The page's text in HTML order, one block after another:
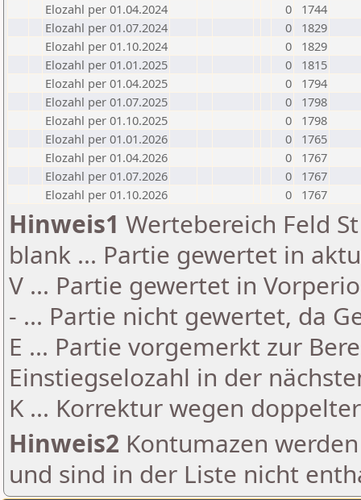
Elozahl per 01.04.2024
0
1744
Elozahl per 01.07.2024
0
1829
Elozahl per 01.10.2024
0
1829
Elozahl per 01.01.2025
0
1815
Elozahl per 01.04.2025
0
1794
Elozahl per 01.07.2025
0
1798
Elozahl per 01.10.2025
0
1798
Elozahl per 01.01.2026
0
1765
Elozahl per 01.04.2026
0
1767
Elozahl per 01.07.2026
0
1767
Elozahl per 01.10.2026
0 1767
Hinweis1 Wertebereich Feld
blank ... Partie gewertet in
V ... Partie gewertet in
- ... Partie nicht gewertet, da
E ... Partie vorgemerkt zur
Einstiegselozahl in der
K ... Korrektur wegen
Hinweis2 Kontumazen
und sind in der Liste nicht